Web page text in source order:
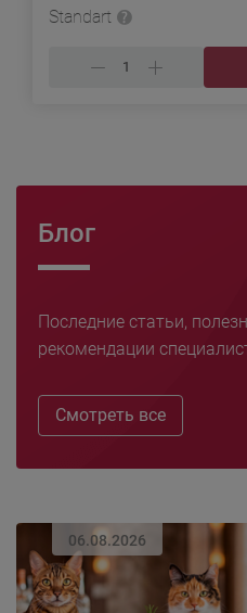
Standart
Блог
Последние статьи,
рекомендации
Смотреть все
06.08.2026